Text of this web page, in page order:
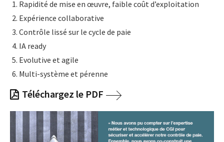
Rapidité de mise en œuvre, faible coût d’exploitation
Expérience collaborative
Contrôle lissé sur le cycle de paie
IA ready
Evolutive et agile
Multi-système et pérenne
Téléchargez le PDF